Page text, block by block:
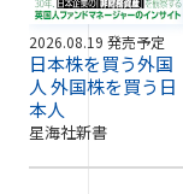
2026.08.19 発売予定
日本株を買う外国
人 外国株を買う日
本人
星海社新書